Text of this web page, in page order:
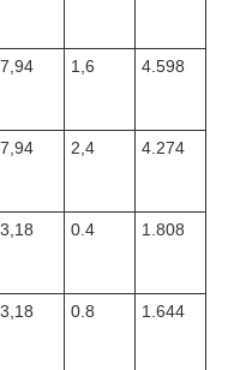
7,94 1,6 4.598
7,94 2,4 4.274
3,18 0.4 1.808
3,18 0.8 1.644